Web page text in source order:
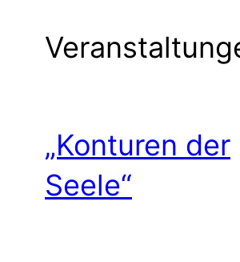
„Konturen der
Seele“